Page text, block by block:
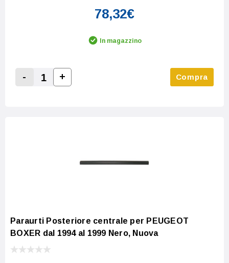
78,32€
In magazzino
Decrease Quantity:
-
Increase Quantity:
+ Compra
Paraurti Posteriore centrale per PEUGEOT
BOXER dal 1994 al 1999 Nero, Nuova